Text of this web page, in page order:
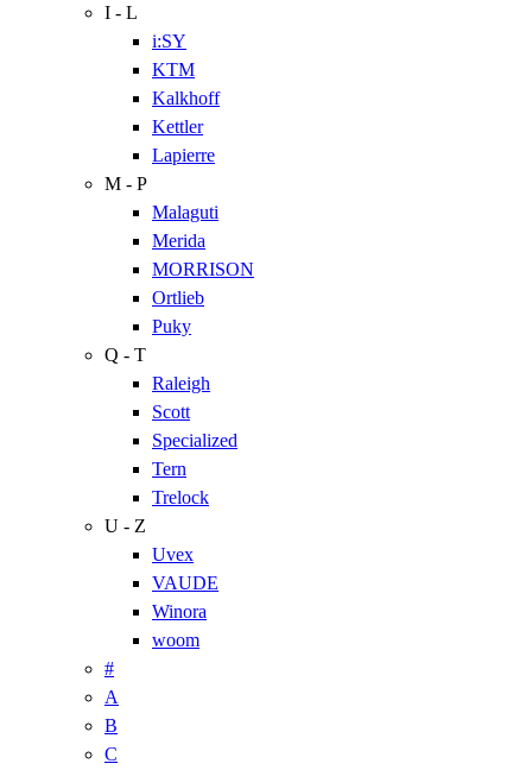
I - L
i:SY
KTM
Kalkhoff
Kettler
Lapierre
M - P
Malaguti
Merida
MORRISON
Ortlieb
Puky
Q - T
Raleigh
Scott
Specialized
Tern
Trelock
U - Z
Uvex
VAUDE
Winora
woom
#
A
B
C